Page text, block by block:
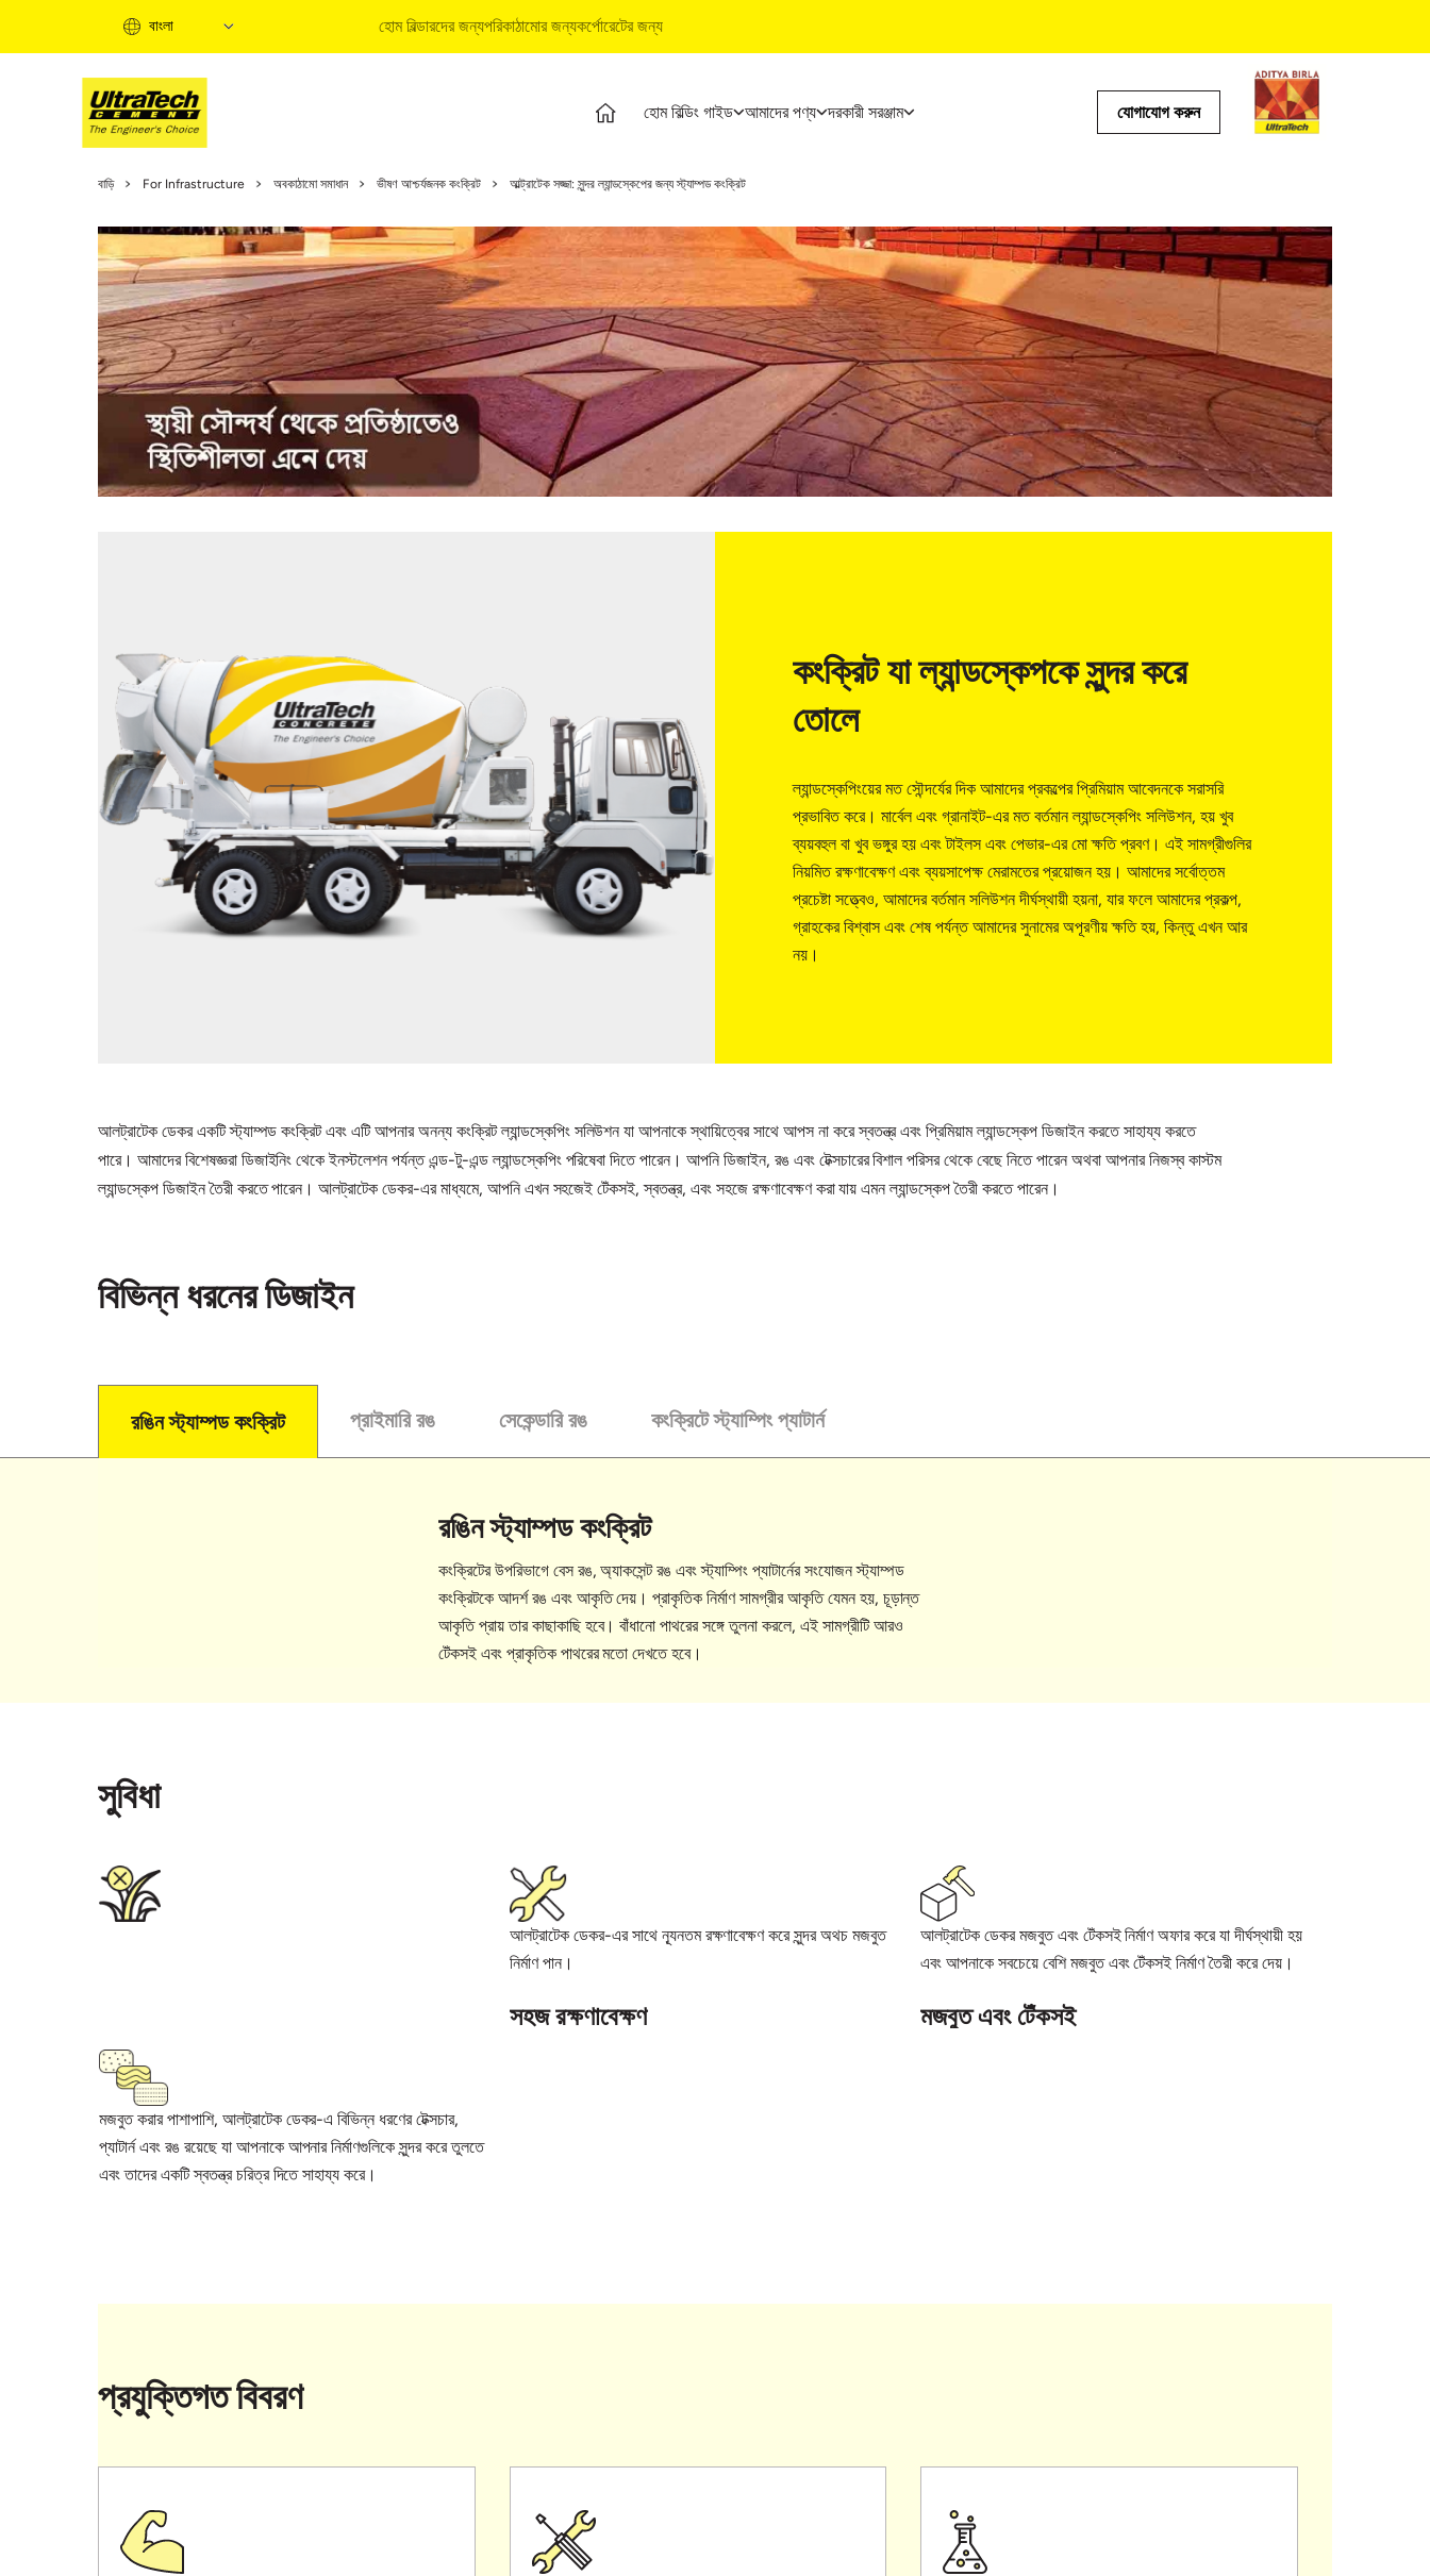
বাংলা হোম বিল্ডারদের জন্যপরিকাঠামোর জন্যকর্পোরেটের জন্য
হোম বিল্ডিং গাইড আমাদের পণ্য দরকারী সরঞ্জাম
তথ্যমূলক ভিডিও
বিশেষজ্ঞ প্রবন্ধ
বাই সলিউশন
ক্যুইক গাইড
হোম বিল্ডিং বেসিকস
আল্ট্রাটেক ওয়েদার প্লাস
প্রস্তুত মিশ্রণ কংক্রিট
আল্ট্রাটেক বিল্ডিং সলিউশন
স্টাইল ইপোক্সি গ্রাউট
টাইল ও মার্বেল ফিটিং সিস্টেম
স্টোর লোকেটার
প্রোডাক্ট প্রেডিক্টর
ইএমআই ক্যালকুলেটর
টাইল ক্যালকুলেটর
যোগাযোগ করুন
বাড়ি For Infrastructure অবকাঠামো সমাধান ভীষণ আশ্চর্যজনক কংক্রিট আল্ট্রাটেক সজ্জা: সুন্দর ল্যান্ডস্কেপের জন্য স্ট্যাম্পড কংক্রিট
কংক্রিট যা ল্যান্ডস্কেপকে সুন্দর করে
তোলে
ল্যান্ডস্কেপিংয়ের মত সৌন্দর্যের দিক আমাদের প্রকল্পের প্রিমিয়াম আবেদনকে সরাসরি
প্রভাবিত করে। মার্বেল এবং গ্রানাইট-এর মত বর্তমান ল্যান্ডস্কেপিং সলিউশন, হয় খুব
ব্যয়বহুল বা খুব ভঙ্গুর হয় এবং টাইলস এবং পেভার-এর মো ক্ষতি প্রবণ। এই সামগ্রীগুলির
নিয়মিত রক্ষণাবেক্ষণ এবং ব্যয়সাপেক্ষ মেরামতের প্রয়োজন হয়। আমাদের সর্বোত্তম
প্রচেষ্টা সত্ত্বেও, আমাদের বর্তমান সলিউশন দীর্ঘস্থায়ী হয়না, যার ফলে আমাদের প্রকল্প,
গ্রাহকের বিশ্বাস এবং শেষ পর্যন্ত আমাদের সুনামের অপূরণীয় ক্ষতি হয়, কিন্তু এখন আর
নয়।
আলট্রাটেক ডেকর একটি স্ট্যাম্পড কংক্রিট এবং এটি আপনার অনন্য কংক্রিট ল্যান্ডস্কেপিং সলিউশন যা আপনাকে স্থায়িত্বের সাথে আপস না করে স্বতন্ত্র এবং প্রিমিয়াম ল্যান্ডস্কেপ ডিজাইন করতে সাহায্য করতে
পারে। আমাদের বিশেষজ্ঞরা ডিজাইনিং থেকে ইনস্টলেশন পর্যন্ত এন্ড-টু-এন্ড ল্যান্ডস্কেপিং পরিষেবা দিতে পারেন। আপনি ডিজাইন, রঙ এবং টেক্সচারের বিশাল পরিসর থেকে বেছে নিতে পারেন অথবা আপনার নিজস্ব কাস্টম
ল্যান্ডস্কেপ ডিজাইন তৈরী করতে পারেন। আলট্রাটেক ডেকর-এর মাধ্যমে, আপনি এখন সহজেই টেঁকসই, স্বতন্ত্র, এবং সহজে রক্ষণাবেক্ষণ করা যায় এমন ল্যান্ডস্কেপ তৈরী করতে পারেন।
বিভিন্ন ধরনের ডিজাইন
রঙিন স্ট্যাম্পড কংক্রিট প্রাইমারি রঙ সেকেন্ডারি রঙ কংক্রিটে স্ট্যাম্পিং প্যাটার্ন
রঙিন স্ট্যাম্পড কংক্রিট
কংক্রিটের উপরিভাগে বেস রঙ, অ্যাকসেন্ট রঙ এবং স্ট্যাম্পিং প্যাটার্নের সংযোজন স্ট্যাম্পড
কংক্রিটকে আদর্শ রঙ এবং আকৃতি দেয়। প্রাকৃতিক নির্মাণ সামগ্রীর আকৃতি যেমন হয়, চূড়ান্ত
আকৃতি প্রায় তার কাছাকাছি হবে। বাঁধানো পাথরের সঙ্গে তুলনা করলে, এই সামগ্রীটি আরও
টেঁকসই এবং প্রাকৃতিক পাথরের মতো দেখতে হবে।
সুবিধা
মোনোলিথিক যৌগ আগাছার বৃদ্ধি রোধ করে
সহজ রক্ষণাবেক্ষণ
আলট্রাটেক ডেকর-এর সাথে ন্যূনতম রক্ষণাবেক্ষণ করে সুন্দর অথচ মজবুত
নির্মাণ পান।
মজবুত এবং টেঁকসই
আলট্রাটেক ডেকর মজবুত এবং টেঁকসই নির্মাণ অফার করে যা দীর্ঘস্থায়ী হয়
এবং আপনাকে সবচেয়ে বেশি মজবুত এবং টেঁকসই নির্মাণ তৈরী করে দেয়।
মজবুত করার পাশাপাশি, আলট্রাটেক ডেকর-এ বিভিন্ন ধরণের টেক্সচার,
প্যাটার্ন এবং রঙ রয়েছে যা আপনাকে আপনার নির্মাণগুলিকে সুন্দর করে তুলতে
এবং তাদের একটি স্বতন্ত্র চরিত্র দিতে সাহায্য করে।
প্রযুক্তিগত বিবরণ